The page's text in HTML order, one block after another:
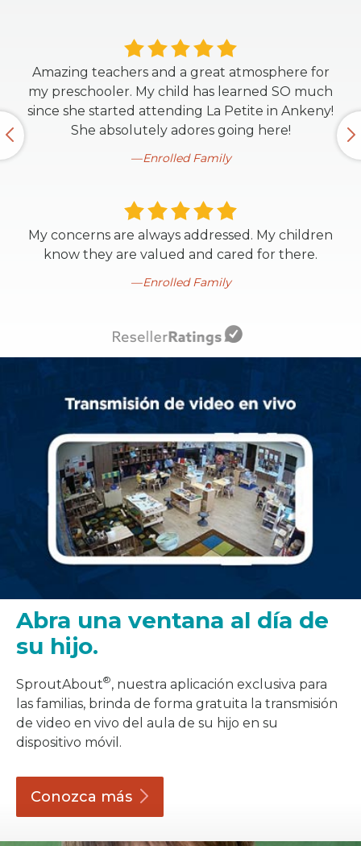
Amazing teachers and a great atmosphere for
my preschooler. My child has learned SO much
since she started attending La Petite in Ankeny!
She absolutely adores going here!
Enrolled Family
My concerns are always addressed. My children
know they are valued and cared for there.
Enrolled Family
Abra una ventana al día de
su hijo.
SproutAbout®, nuestra aplicación exclusiva para
las familias, brinda de forma gratuita la transmisión
de video en vivo del aula de su hijo en su
dispositivo móvil.
Conozca más